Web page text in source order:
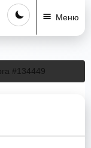
Меню
#134449